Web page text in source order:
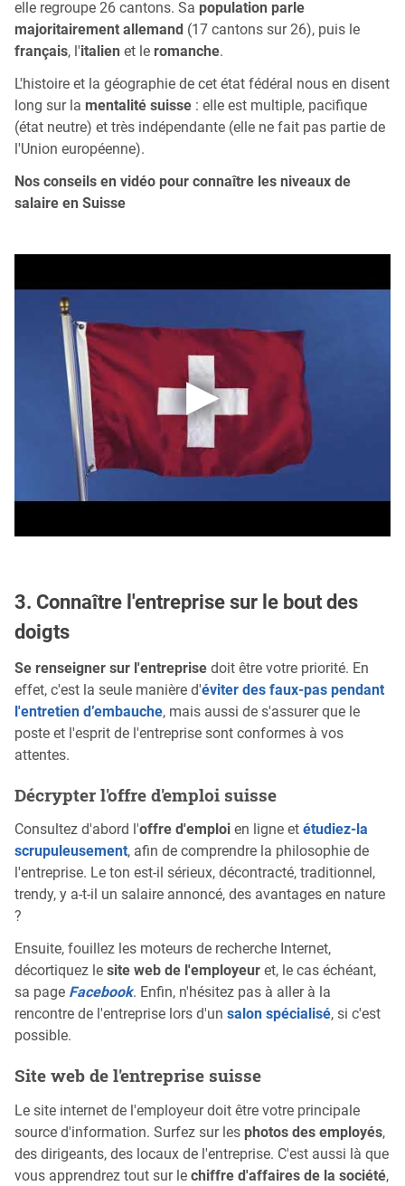
elle regroupe 26 cantons. Sa population parle
majoritairement allemand (17 cantons sur 26), puis le
français, l'italien et le romanche.
L'histoire et la géographie de cet état fédéral nous en disent
long sur la mentalité suisse : elle est multiple, pacifique
(état neutre) et très indépendante (elle ne fait pas partie de
l'Union européenne).
Nos conseils en vidéo pour connaître les niveaux de
salaire en Suisse
3. Connaître l'entreprise sur le bout des
doigts
Se renseigner sur l'entreprise doit être votre priorité. En
effet, c'est la seule manière d'éviter des faux-pas pendant
l'entretien d’embauche, mais aussi de s'assurer que le
poste et l'esprit de l'entreprise sont conformes à vos
attentes.
Décrypter l'offre d'emploi suisse
Consultez d'abord l'offre d'emploi en ligne et étudiez-la
scrupuleusement, afin de comprendre la philosophie de
l'entreprise. Le ton est-il sérieux, décontracté, traditionnel,
trendy, y a-t-il un salaire annoncé, des avantages en nature
?
Ensuite, fouillez les moteurs de recherche Internet,
décortiquez le site web de l'employeur et, le cas échéant,
sa page Facebook. Enfin, n'hésitez pas à aller à la
rencontre de l'entreprise lors d'un salon spécialisé, si c'est
possible.
Site web de l'entreprise suisse
Le site internet de l'employeur doit être votre principale
source d'information. Surfez sur les photos des employés,
des dirigeants, des locaux de l'entreprise. C'est aussi là que
vous apprendrez tout sur le chiffre d'affaires de la société,